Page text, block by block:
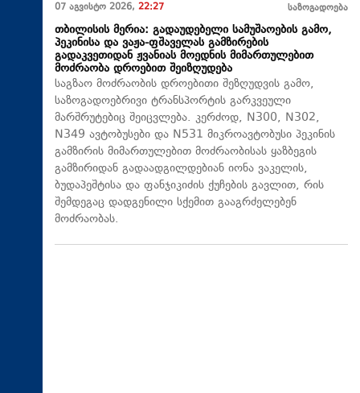
07 აგვისტო 2026, 22:27 საზოგადოება
თბილისის მერია: გადაუდებელი სამუშაოების გამო,
პეკინისა და ვაჟა-ფშაველას გამზირების
გადაკვეთიდან ჟვანიას მოედნის მიმართულებით
მოძრაობა დროებით შეიზღუდება
საგზაო მოძრაობის დროებითი შეზღუდვის გამო,
საზოგადოებრივი ტრანსპორტის გარკვეული
მარშრუტებიც შეიცვლება. კერძოდ, N300, N302,
N349 ავტობუსები და N531 მიკროავტობუსი პეკინის
გამზირის მიმართულებით მოძრაობისას ყაზბეგის
გამზირიდან გადაადგილდებიან იონა ვაკელის,
ბუდაპეშტისა და ფანჯიკიძის ქუჩების გავლით, რის
შემდეგაც დადგენილი სქემით გააგრძელებენ
მოძრაობას.